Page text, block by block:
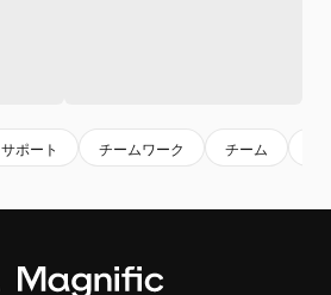
サポート チームワーク チーム